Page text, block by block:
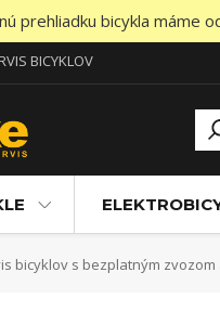
prehliadku bicykla
BICYKLOV
bicyklov s bezplatným